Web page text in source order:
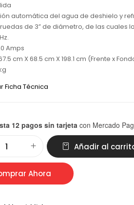
automática del agua de deshielo y
de 3” de diámetro, de las cuales
Amps
cm X 68.5 cm X 198.1 cm (Frente x
Ficha Técnica
12 pagos sin tarjeta con Mercado
Añadir al
Ahora